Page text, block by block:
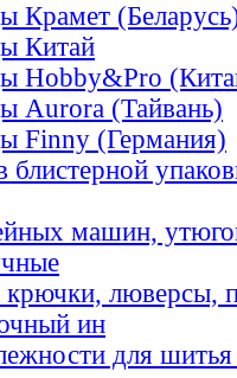
Крамет
Китай
Hobby&Pro
Aurora (Тайвань)
Finny (Германия)
машин,
люверсы,
ин
для шитья